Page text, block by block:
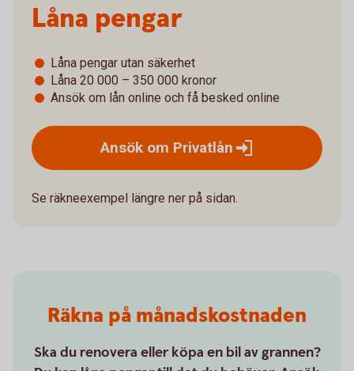
Låna pengar
Låna pengar utan säkerhet
Låna 20 000 – 350 000 kronor
Ansök om lån online och få besked online
Ansök om Privatlån
Se räkneexempel längre ner på sidan.
Räkna på månadskostnaden
Ska du renovera eller köpa en bil av grannen?